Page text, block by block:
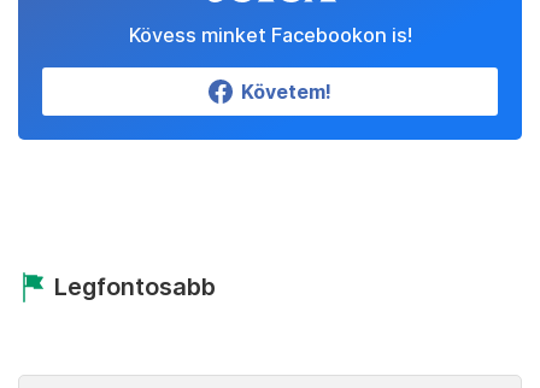
Kövess minket Facebookon is!
Követem!
Legfontosabb